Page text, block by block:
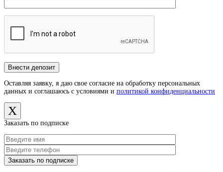
Оставляя заявку, я даю свое согласие на обработку персональных
данных и соглашаюсь с условиями и политикой конфиденциальности
X
Заказать по подписке